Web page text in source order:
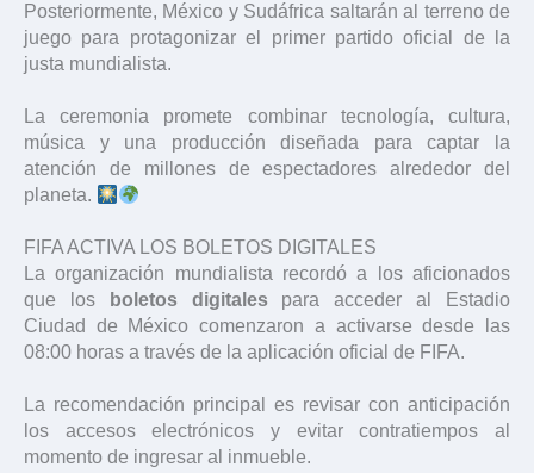
Posteriormente, México y Sudáfrica saltarán al terreno de
juego para protagonizar el primer partido oficial de la
justa mundialista.
La ceremonia promete combinar tecnología, cultura,
música y una producción diseñada para captar la
atención de millones de espectadores alrededor del
planeta.
FIFA ACTIVA LOS BOLETOS DIGITALES
La organización mundialista recordó a los aficionados
que los
boletos digitalespara acceder al Estadio
Ciudad de México comenzaron a activarse desde las
08:00 horas a través de la aplicación oficial de FIFA.
La recomendación principal es revisar con anticipación
los accesos electrónicos y evitar contratiempos al
momento de ingresar al inmueble.